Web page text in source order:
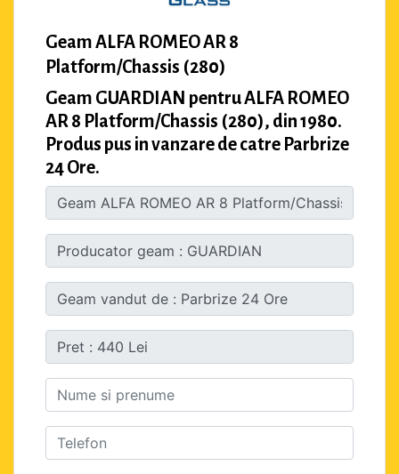
Geam ALFA ROMEO AR 8
Platform/Chassis (280)
Geam GUARDIAN pentru ALFA ROMEO
AR 8 Platform/Chassis (280), din 1980.
Produs pus in vanzare de catre Parbrize
24 Ore.